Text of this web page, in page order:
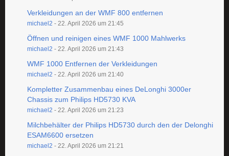
Verkleidungen an der WMF 800 entfernen
michael2 - 22. April 2026 um 21:45
Öffnen und reinigen eines WMF 1000 Mahlwerks
michael2 - 22. April 2026 um 21:43
WMF 1000 Entfernen der Verkleidungen
michael2 - 22. April 2026 um 21:40
Kompletter Zusammenbau eines DeLonghi 3000er
Chassis zum Philips HD5730 KVA
michael2 - 22. April 2026 um 21:23
Milchbehälter der Philips HD5730 durch den der Delonghi
ESAM6600 ersetzen
michael2 - 22. April 2026 um 21:21